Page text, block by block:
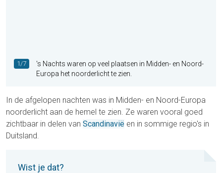
1/7
's Nachts waren op veel plaatsen in Midden- en Noord-
Europa het noorderlicht te zien.
In de afgelopen nachten was in Midden- en Noord-Europa
noorderlicht aan de hemel te zien. Ze waren vooral goed
zichtbaar in delen van Scandinavië en in sommige regio's in
Duitsland.
Wist je dat?